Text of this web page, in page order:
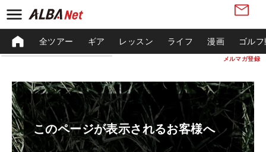
メルマガ登録
全ツアー ギア レッスン ライフ 漫画 ゴル
このページが表示されるお客様へ